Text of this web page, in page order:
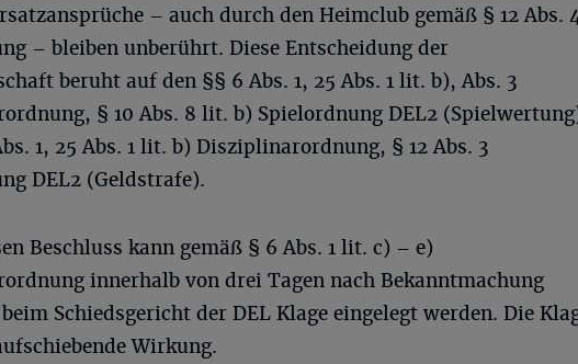
– auch durch den Heimclub gemäß § 12 Abs.
– bleiben unberührt. Diese Entscheidung der
beruht auf den §§ 6 Abs. 1, 25 Abs. 1 lit. b), Abs. 3
§ 10 Abs. 8 lit. b) Spielordnung DEL2
1, 25 Abs. 1 lit. b) Disziplinarordnung, § 12 Abs. 3
DEL2 (Geldstrafe).
Beschluss kann gemäß § 6 Abs. 1 lit. c) – e)
innerhalb von drei Tagen nach Bekanntmachung
Schiedsgericht der DEL Klage eingelegt werden. Die
Wirkung.